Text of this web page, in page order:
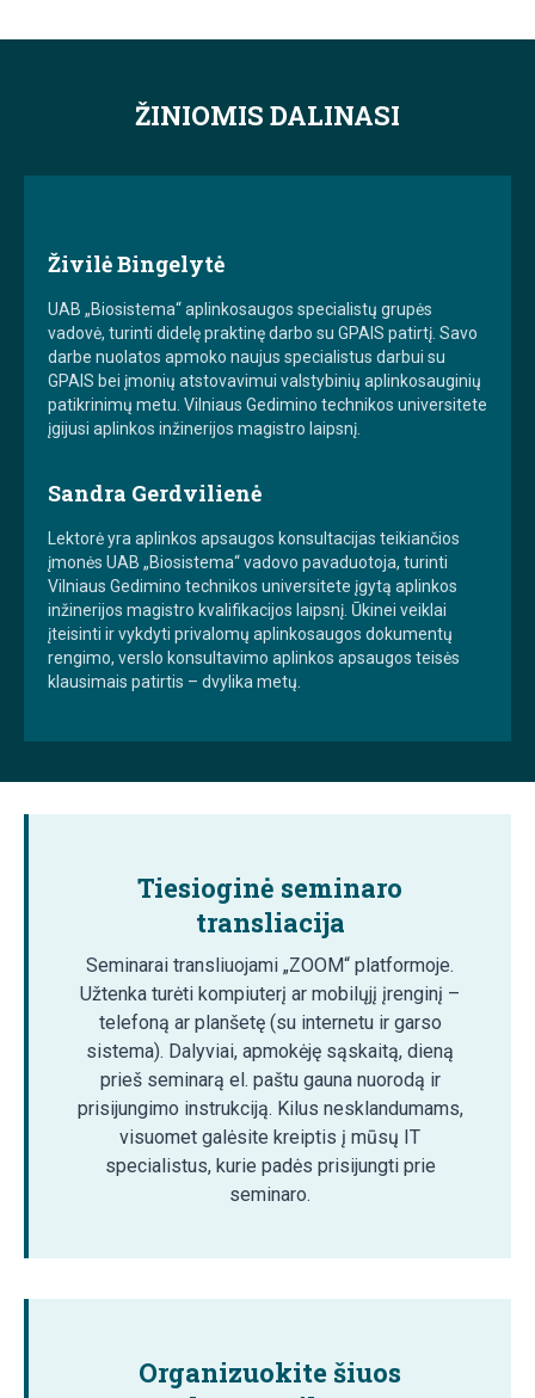
ŽINIOMIS DALINASI
Živilė Bingelytė
UAB „Biosistema“ aplinkosaugos specialistų grupės
vadovė, turinti didelę praktinę darbo su GPAIS patirtį. Savo
darbe nuolatos apmoko naujus specialistus darbui su
GPAIS bei įmonių atstovavimui valstybinių aplinkosauginių
patikrinimų metu. Vilniaus Gedimino technikos universitete
įgijusi aplinkos inžinerijos magistro laipsnį.
Sandra Gerdvilienė
Lektorė yra aplinkos apsaugos konsultacijas teikiančios
įmonės UAB „Biosistema“ vadovo pavaduotoja, turinti
Vilniaus Gedimino technikos universitete įgytą aplinkos
inžinerijos magistro kvalifikacijos laipsnį. Ūkinei veiklai
įteisinti ir vykdyti privalomų aplinkosaugos dokumentų
rengimo, verslo konsultavimo aplinkos apsaugos teisės
klausimais patirtis – dvylika metų.
Tiesioginė seminaro
transliacija
Seminarai transliuojami „ZOOM“ platformoje.
Užtenka turėti kompiuterį ar mobilųjį įrenginį –
telefoną ar planšetę (su internetu ir garso
sistema). Dalyviai, apmokėję sąskaitą, dieną
prieš seminarą el. paštu gauna nuorodą ir
prisijungimo instrukciją. Kilus nesklandumams,
visuomet galėsite kreiptis į mūsų IT
specialistus, kurie padės prisijungti prie
seminaro.
Organizuokite šiuos